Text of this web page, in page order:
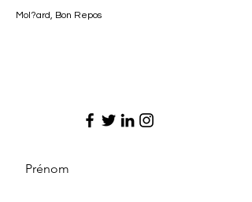
Mol?ard, Bon Repos
Prénom